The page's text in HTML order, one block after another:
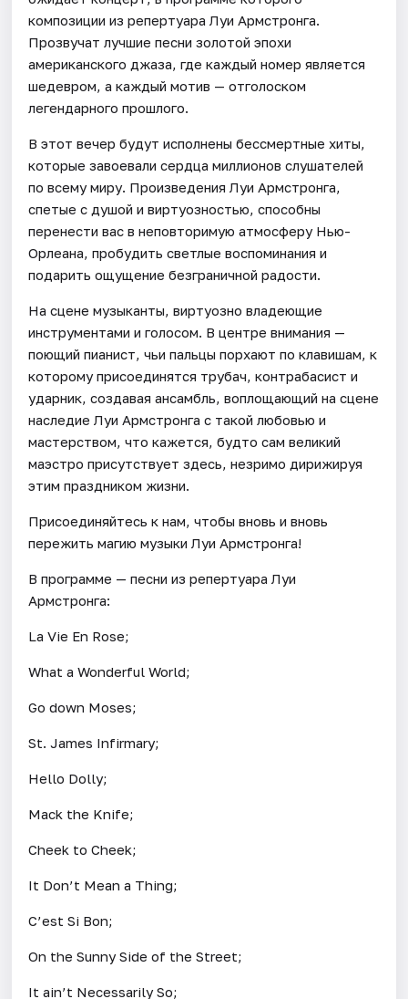
композиции из репертуара Луи Армстронга.
Прозвучат лучшие песни золотой эпохи
американского джаза, где каждый номер является
шедевром, а каждый мотив — отголоском
легендарного прошлого.
В этот вечер будут исполнены бессмертные хиты,
которые завоевали сердца миллионов слушателей
по всему миру. Произведения Луи Армстронга,
спетые с душой и виртуозностью, способны
перенести вас в неповторимую атмосферу Нью-
Орлеана, пробудить светлые воспоминания и
подарить ощущение безграничной радости.
На сцене музыканты, виртуозно владеющие
инструментами и голосом. В центре внимания —
поющий пианист, чьи пальцы порхают по клавишам, к
которому присоединятся трубач, контрабасист и
ударник, создавая ансамбль, воплощающий на сцене
наследие Луи Армстронга с такой любовью и
мастерством, что кажется, будто сам великий
маэстро присутствует здесь, незримо дирижируя
этим праздником жизни.
Присоединяйтесь к нам, чтобы вновь и вновь
пережить магию музыки Луи Армстронга!
В программе — песни из репертуара Луи
Армстронга:
La Vie En Rose;
What a Wonderful World;
Go down Moses;
St. James Infirmary;
Hello Dolly;
Mack the Knife;
Cheek to Cheek;
It Don’t Mean a Thing;
C’est Si Bon;
On the Sunny Side of the Street;
It ain’t Necessarily So;